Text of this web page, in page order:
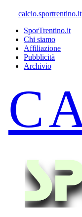
calcio.sportrentino.it
SporTrentino.it
Chi siamo
Affiliazione
Pubblicità
Archivio